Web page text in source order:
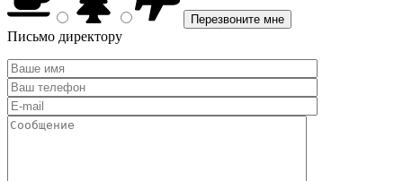
Письмо директору